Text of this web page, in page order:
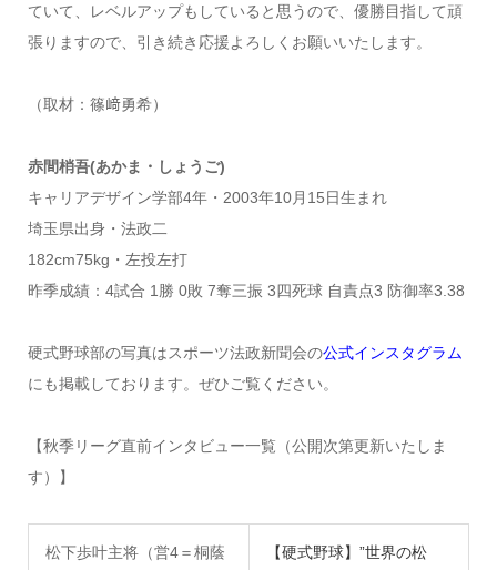
ていて、レベルアップもしていると思うので、優勝目指して頑
張りますので、引き続き応援よろしくお願いいたします。
（取材：篠﨑勇希）
赤間梢吾(あかま・しょうご)
キャリアデザイン学部4年・2003年10月15日生まれ
埼玉県出身・法政二
182cm75kg・左投左打
昨季成績：4試合 1勝 0敗 7奪三振 3四死球 自責点3 防御率3.38
硬式野球部の写真はスポーツ法政新聞会の公式インスタグラム
にも掲載しております。ぜひご覧ください。
【秋季リーグ直前インタビュー一覧（公開次第更新いたしま
す）】
松下歩叶主将（営4＝桐蔭
【硬式野球】”世界の松